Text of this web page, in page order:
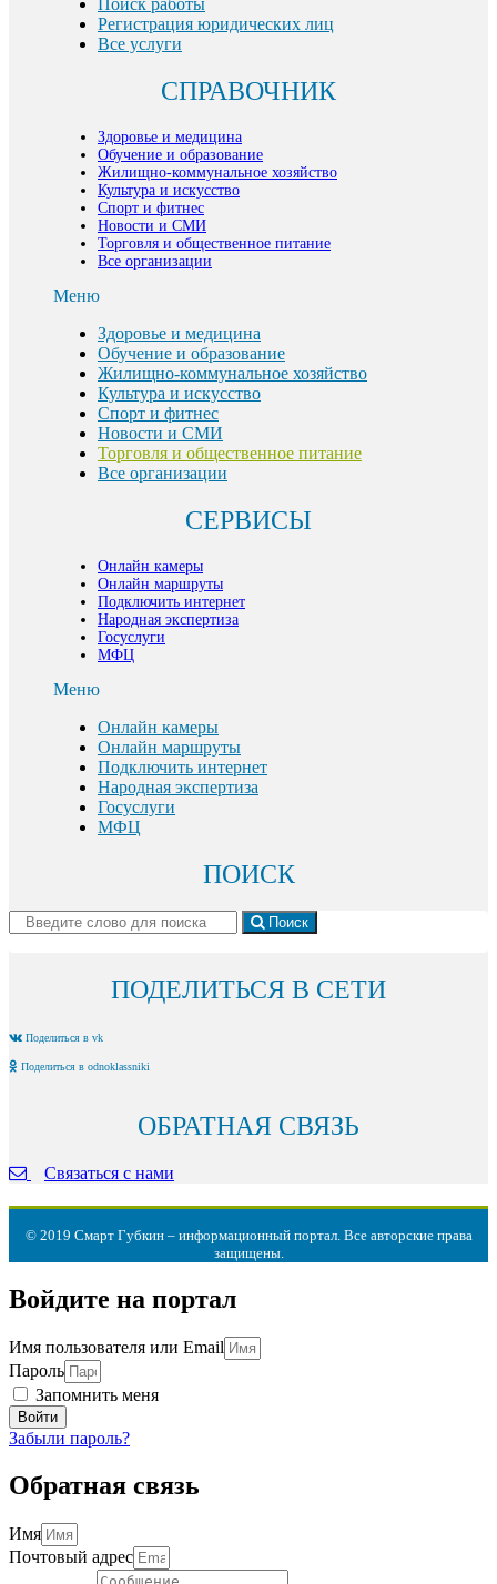
Регистрация юридических лиц
Все услуги
СПРАВОЧНИК
Здоровье и медицина
Обучение и образование
Жилищно-коммунальное хозяйство
Культура и искусство
Спорт и фитнес
Новости и СМИ
Торговля и общественное питание
Все организации
Меню
Здоровье и медицина
Обучение и образование
Жилищно-коммунальное хозяйство
Культура и искусство
Спорт и фитнес
Новости и СМИ
Торговля и общественное питание
Все организации
СЕРВИСЫ
Онлайн камеры
Онлайн маршруты
Подключить интернет
Народная экспертиза
Госуслуги
МФЦ
Меню
Онлайн камеры
Онлайн маршруты
Подключить интернет
Народная экспертиза
Госуслуги
МФЦ
ПОИСК
Поиск
ПОДЕЛИТЬСЯ В СЕТИ
Поделиться в vk
Поделиться в odnoklassniki
ОБРАТНАЯ СВЯЗЬ
Связаться с нами
© 2019 Смарт Губкин – информационный портал. Все авторские права
защищены.
Войдите на портал
Имя пользователя или Email
Пароль
Запомнить меня
Войти
Забыли пароль?
Обратная связь
Имя
Почтовый адрес